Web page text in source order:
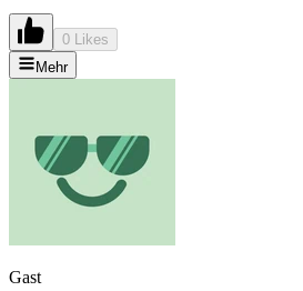
0 Likes
Mehr
Gast